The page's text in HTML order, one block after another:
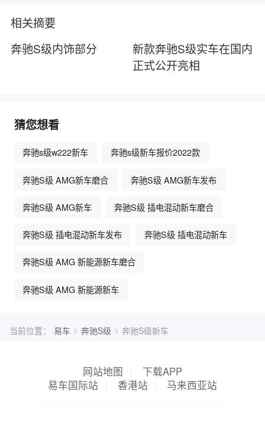
相关摘要
奔驰S级内饰部分
新款奔驰S级实车在国内
正式公开亮相
猜您想看
奔驰s级w222新车 奔驰s级新车报价2022款
奔驰S级 AMG新车磨合 奔驰S级 AMG新车发布
奔驰S级 AMG新车 奔驰S级 插电混动新车磨合
奔驰S级 插电混动新车发布 奔驰S级 插电混动新车
奔驰S级 AMG 新能源新车磨合
奔驰S级 AMG 新能源新车
当前位置： 易车 > 奔驰S级 > 奔驰S级新车
网站地图
下载APP
易车国际站
香港站 马来西亚站